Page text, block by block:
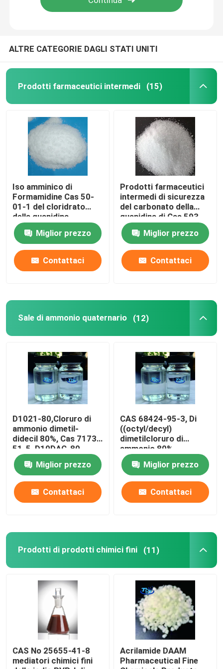
Casa
Chi siamo
Contatti
Prodotti
Sale di ammonio quaternario
Prodotti chimici di produzione del gas e del petrolio
Tensioattivo non ionico
Tensioattivo anfolitico
Tensioattivo anionico
Plastificante
Fosfato alcossi organico
Agente antischiuma
Agente schiumogeno chimico
Demulsifier chimico
ALTRE CATEGORIE DAGLI STATI UNITI
Prodotti farmaceutici intermedi (15)
Iso amminico di
Formamidine Cas 50-
01-1 del cloridrato
della guanidina
Miglior prezzo
Contattaci
Prodotti farmaceutici
intermedi di sicurezza
del carbonato della
guanidina di Cas 593-
85-1
Miglior prezzo
Contattaci
Sale di ammonio quaternario (12)
D1021-80,Cloruro di
ammonio dimetil-
didecil 80%, Cas 7173-
51-5, D10DAC-80
Miglior prezzo
Contattaci
CAS 68424-95-3, Di
((octyl/decyl)
dimetilcloruro di
ammonio 80%,
D8/10DAC- 80 D
((8/10) 21-80
Miglior prezzo
Contattaci
Prodotti di prodotti chimici fini (11)
CAS No 25655-41-8
mediatori chimici fini
Acrilamide DAAM
Pharmaceutical Fine